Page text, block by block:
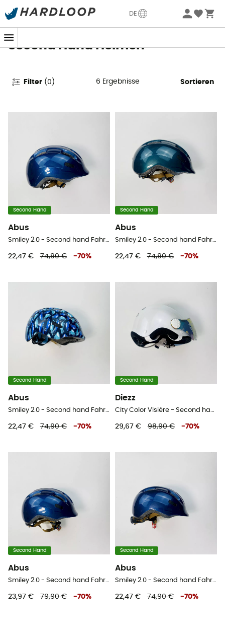
DE
Sommerangebote🔥 -5% EXTRA ab 2 Produkten* Code
Second Hand Helmen
Filter (0 ) 6 Ergebnisse Sortieren
Second Hand
Abus
Smiley 2.0 - Second hand Fahrradhelm - Kind - Blau - 45-50 cm
22,47 € 74,90 € -70%
Second Hand
Abus
Smiley 2.0 - Second hand Fahrradhelm - Blau - 45-50 cm
22,47 € 74,90 € -70%
Second Hand
Abus
Smiley 2.0 - Second hand Fahrradhelm - Kind - Blau - 50-55 cm
22,47 € 74,90 € -70%
Second Hand
Diezz
City Color Visière - Second hand Skihelm - Weiß - 52-58 cm
29,67 € 98,90 € -70%
Second Hand
Abus
Smiley 2.0 - Second hand Fahrradhelm - Blau - 45-50 cm
23,97 € 79,90 € -70%
Second Hand
Abus
Smiley 2.0 - Second hand Fahrradhelm - Blau - 45-50 cm
22,47 € 74,90 € -70%